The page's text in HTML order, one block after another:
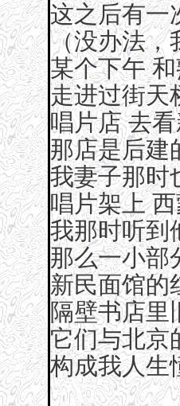
这之后有一
（没办法，
某个下午
走进过街天
唱片店 去
那店是后建
我妻子那时
唱片架上
我那时听到
那么一小部
新民面馆的
隔壁书店里
它们与北京
构成我人生